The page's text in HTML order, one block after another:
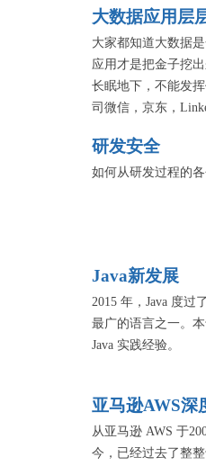
路。
大数据应用层
大家都知道大数据
应用才是把金子挖
长眠地下，不能发
司微信，京东，
应用的方法论和价
鉴意义。
研发安全
如何从研发过程的
Java新发展
2015 年，Java 度过
最广的语言之一。
Java 实践经验。
亚马逊AWS深
从亚马逊 AWS 于
今，已经过去了整